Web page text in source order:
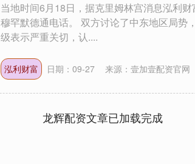
当地时间6月18日，据克里姆林宫消息泓利
穆罕默德通电话。 双方讨论了中东地区局势
级表示严重关切，认....
泓利财富 日期：09-27 来源：壹加壹配资官网
龙辉配资文章已加载完成